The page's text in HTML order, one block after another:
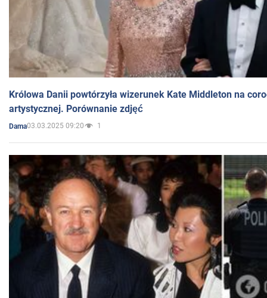
Królowa Danii powtórzyła wizerunek Kate Middleton na
artystycznej. Porównanie zdjęć
Dama03.03.2025 09:20 1